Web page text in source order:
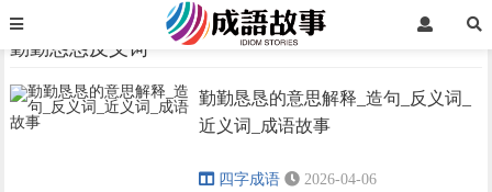
› ›
勤勤恳恳反义词
勤勤恳恳反义词
勤勤恳恳的意思解释_造句_反义词_
近义词_成语故事
四字成语 2026-04-06